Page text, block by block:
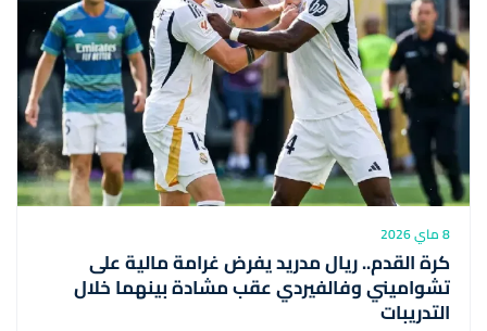
8 ماي 2026
كرة القدم.. ريال مدريد يفرض غرامة مالية على
تشواميني وفالفيردي عقب مشادة بينهما خلال
التدريبات